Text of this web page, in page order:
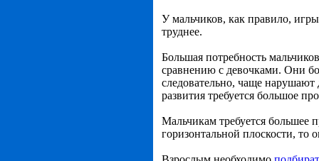
У мальчиков, как правило,
труднее.
Большая потребность
сравнению с девочками. Они
следовательно, чаще
развития требуется большое
Мальчикам требуется большее
горизонтальной плоскости, то